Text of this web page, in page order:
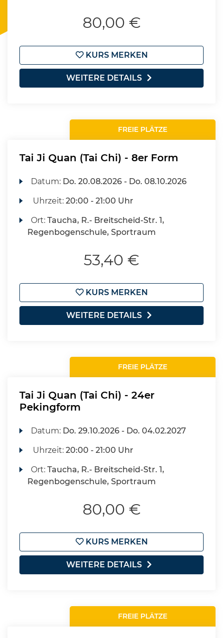
80,00 €
KURS MERKEN
WEITERE DETAILS
FREIE PLÄTZE
Tai Ji Quan (Tai Chi) - 8er Form
Datum: Do. 20.08.2026 - Do. 08.10.2026
Uhrzeit:20:00 - 21:00 Uhr
Ort:Taucha, R.- Breitscheid-Str. 1,
Regenbogenschule, Sportraum
53,40 €
KURS MERKEN
WEITERE DETAILS
FREIE PLÄTZE
Tai Ji Quan (Tai Chi) - 24er
Pekingform
Datum: Do. 29.10.2026 - Do. 04.02.2027
Uhrzeit:20:00 - 21:00 Uhr
Ort:Taucha, R.- Breitscheid-Str. 1,
Regenbogenschule, Sportraum
80,00 €
KURS MERKEN
WEITERE DETAILS
FREIE PLÄTZE